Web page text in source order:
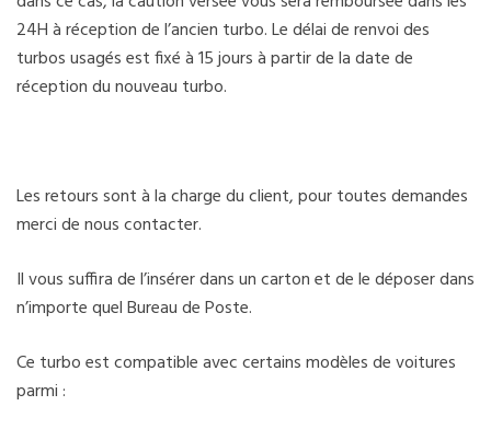
24H à réception de l’ancien turbo. Le délai de renvoi des
turbos usagés est fixé à 15 jours à partir de la date de
réception du nouveau turbo.
Les retours sont à la charge du client, pour toutes demandes
merci de nous contacter.
Il vous suffira de l’insérer dans un carton et de le déposer dans
n’importe quel Bureau de Poste.
Ce turbo est compatible avec certains modèles de voitures
parmi :